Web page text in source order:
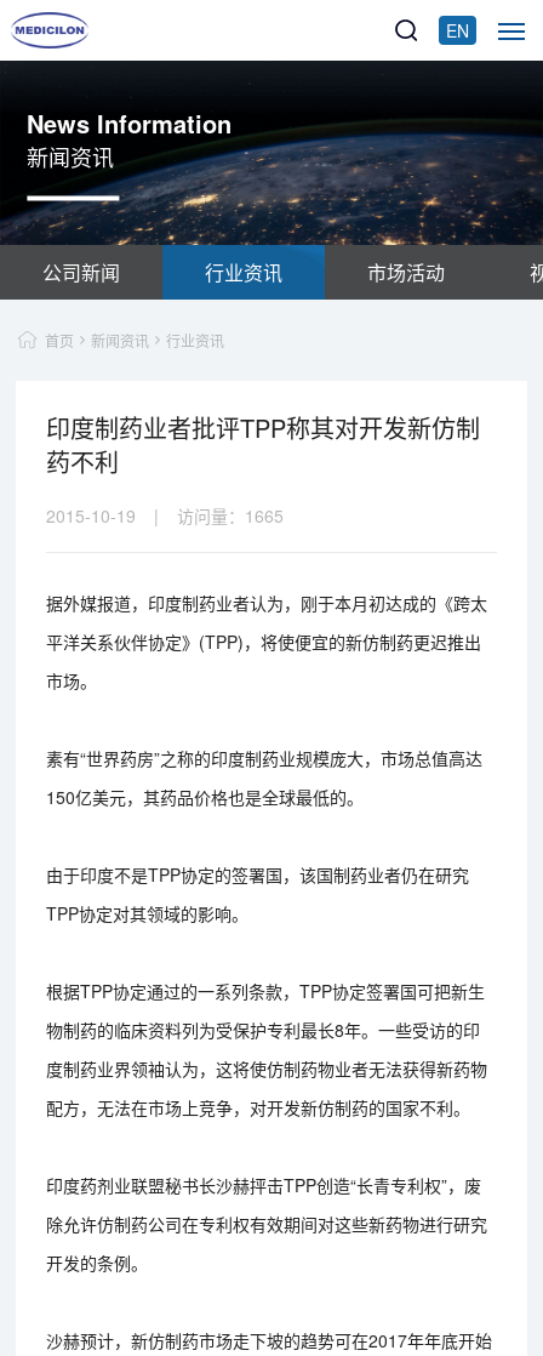
EN
News Information
新闻资讯
公司新闻 行业资讯 市场活动
首页 新闻资讯 行业资讯
印度制药业者批评TPP称其对开发新仿制
药不利
2015-10-19 | 访问量： 1665
据外媒报道，印度制药业者认为，刚于本月初达成的《跨太
平洋关系伙伴协定》(TPP)，将使便宜的新仿制药更迟推出
市场。
素有“世界药房”之称的印度制药业规模庞大，市场总值高达
150亿美元，其药品价格也是全球最低的。
由于印度不是TPP协定的签署国，该国制药业者仍在研究
TPP协定对其领域的影响。
根据TPP协定通过的一系列条款，TPP协定签署国可把新生
物制药的临床资料列为受保护专利最长8年。一些受访的印
度制药业界领袖认为，这将使仿制药物业者无法获得新药物
配方，无法在市场上竞争，对开发新仿制药的国家不利。
印度药剂业联盟秘书长沙赫抨击TPP创造“长青专利权”，废
除允许仿制药公司在专利权有效期间对这些新药物进行研究
开发的条例。
沙赫预计，新仿制药市场走下坡的趋势可在2017年年底开始